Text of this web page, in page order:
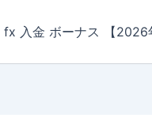
入金 ボーナス 【